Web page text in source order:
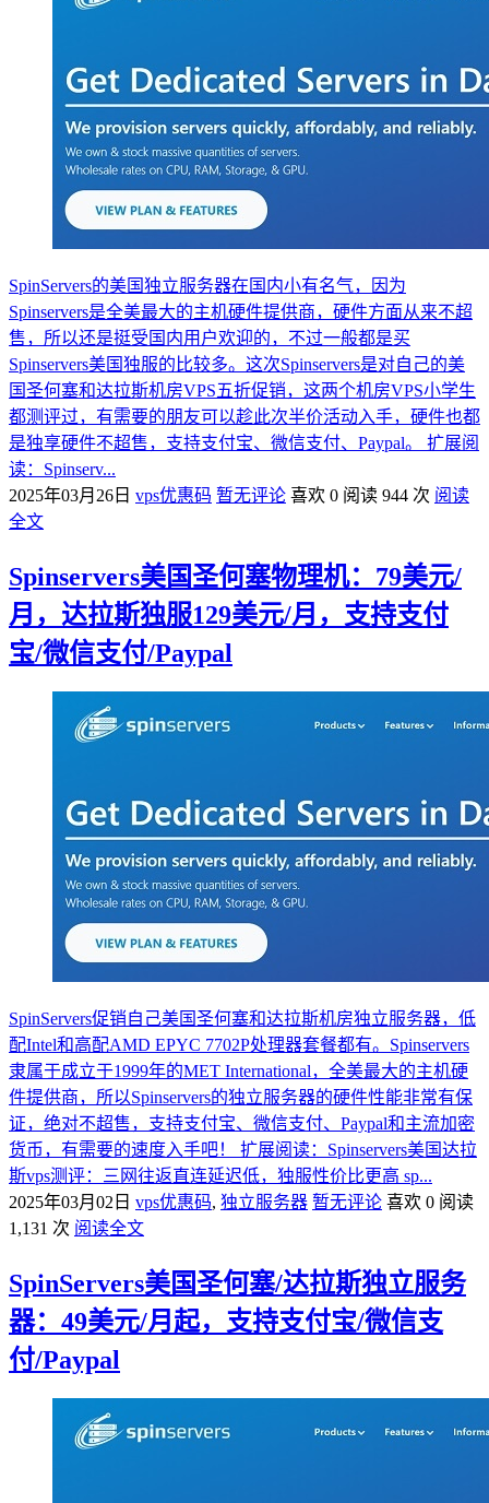
SpinServers的美国独立服务器在国内小有名气，因为
Spinservers是全美最大的主机硬件提供商，硬件方面从来不超
售，所以还是挺受国内用户欢迎的，不过一般都是买
Spinservers美国独服的比较多。这次Spinservers是对自己的美
国圣何塞和达拉斯机房VPS五折促销，这两个机房VPS小学生
都测评过，有需要的朋友可以趁此次半价活动入手，硬件也都
是独享硬件不超售，支持支付宝、微信支付、Paypal。 扩展阅
读：Spinserv...
2025年03月26日 vps优惠码 暂无评论 喜欢 0 阅读 944 次 阅读
全文
Spinservers美国圣何塞物理机：79美元/
月，达拉斯独服129美元/月，支持支付
宝/微信支付/Paypal
SpinServers促销自己美国圣何塞和达拉斯机房独立服务器，低
配Intel和高配AMD EPYC 7702P处理器套餐都有。Spinservers
隶属于成立于1999年的MET International，全美最大的主机硬
件提供商，所以Spinservers的独立服务器的硬件性能非常有保
证，绝对不超售，支持支付宝、微信支付、Paypal和主流加密
货币，有需要的速度入手吧！ 扩展阅读：Spinservers美国达拉
斯vps测评：三网往返直连延迟低，独服性价比更高 sp...
2025年03月02日 vps优惠码, 独立服务器 暂无评论 喜欢 0 阅读
1,131 次 阅读全文
SpinServers美国圣何塞/达拉斯独立服务
器：49美元/月起，支持支付宝/微信支
付/Paypal